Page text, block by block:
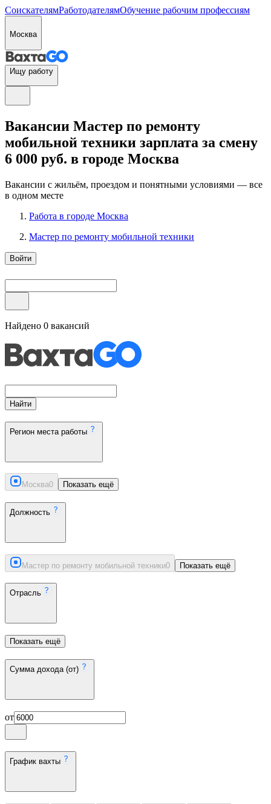
СоискателямРаботодателямОбучение рабочим профессиям
Москва
Ищу работу
Вакансии Мастер по ремонту
мобильной техники зарплата за смену
6 000 руб. в городе Москва
Вакансии с жильём, проездом и понятными условиями — все
в одном месте
Работа в городе Москва
Мастер по ремонту мобильной техники
Войти
Найдено 0 вакансий
Найти
Регион места работы
Москва0 Показать ещё
Должность
Мастер по ремонту мобильной техники0 Показать ещё
Отрасль
Показать ещё
Сумма дохода (от)
от
График вахты